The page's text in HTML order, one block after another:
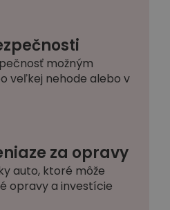
možným
veľkej nehode alebo v
za opravy
auto, ktoré môže
opravy a investície